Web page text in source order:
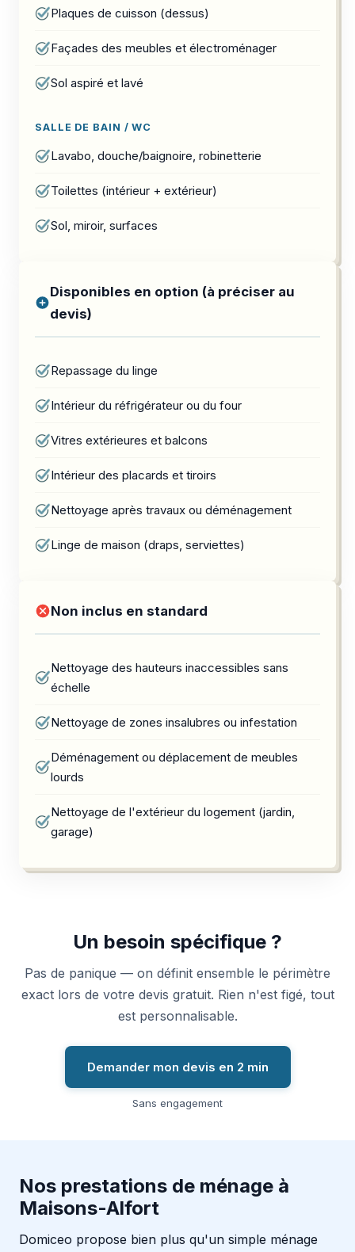
Plaques de cuisson (dessus)
Façades des meubles et électroménager
Sol aspiré et lavé
SALLE DE BAIN / WC
Lavabo, douche/baignoire, robinetterie
Toilettes (intérieur + extérieur)
Sol, miroir, surfaces
Disponibles en option (à préciser au
devis)
Repassage du linge
Intérieur du réfrigérateur ou du four
Vitres extérieures et balcons
Intérieur des placards et tiroirs
Nettoyage après travaux ou déménagement
Linge de maison (draps, serviettes)
Non inclus en standard
Nettoyage des hauteurs inaccessibles sans
échelle
Nettoyage de zones insalubres ou infestation
Déménagement ou déplacement de meubles
lourds
Nettoyage de l'extérieur du logement (jardin,
garage)
Un besoin spécifique ?
Pas de panique — on définit ensemble le périmètre
exact lors de votre devis gratuit. Rien n'est figé, tout
est personnalisable.
Demander mon devis en 2 min
Sans engagement
Nos prestations de ménage à
Maisons-Alfort
Domiceo propose bien plus qu'un simple ménage